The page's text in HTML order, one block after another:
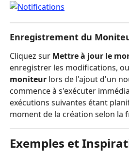
Enregistrement du
Cliquez sur Mettre à jour le
enregistrer les modifications, ou
moniteur lors de l'ajout d'un
commence à s'exécuter
exécutions suivantes étant
moment de la création selon la
Exemples et